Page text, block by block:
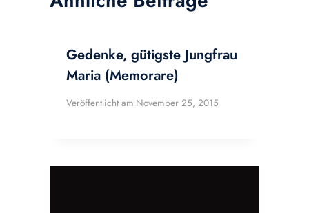
Gedenke, gütigste Jungfrau
Maria (Memorare)
Veröffentlicht am November 25, 2015